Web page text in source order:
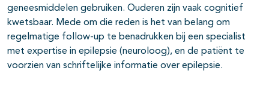
geneesmiddelen gebruiken. Ouderen zijn vaak cognitief
kwetsbaar. Mede om die reden is het van belang om
regelmatige follow-up te benadrukken bij een specialist
met expertise in epilepsie (neuroloog), en de patiënt te
voorzien van schriftelijke informatie over epilepsie.